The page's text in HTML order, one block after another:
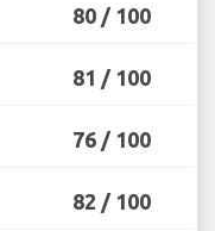
80 / 100
81 / 100
76 / 100
82 / 100